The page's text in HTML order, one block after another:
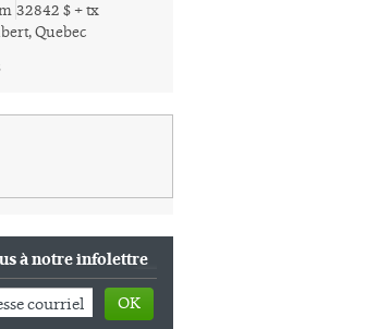
32842 $ + tx
Quebec
à notre infolettre
OK